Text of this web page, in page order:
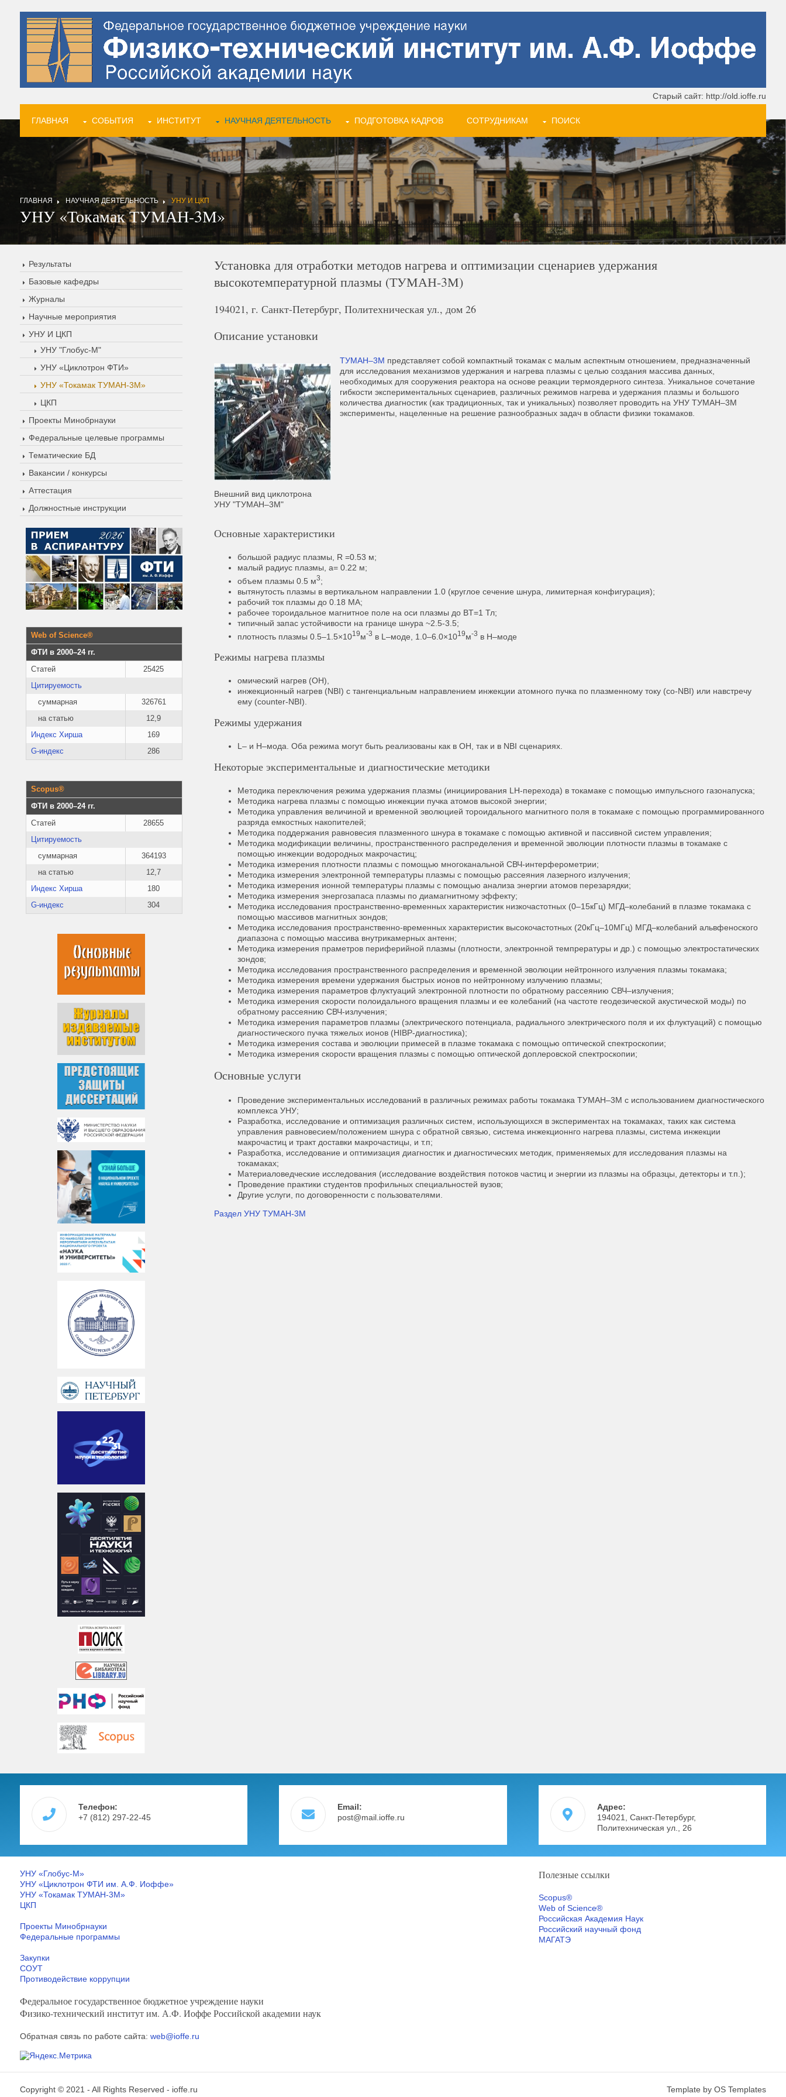
Старый сайт: http://old.ioffe.ru
ГЛАВНАЯ СОБЫТИЯ ИНСТИТУТ НАУЧНАЯ ДЕЯТЕЛЬНОСТЬ ПОДГОТОВКА КАДРОВ СОТРУДНИКАМ ПОИСК
ГЛАВНАЯ НАУЧНАЯ ДЕЯТЕЛЬНОСТЬ УНУ И ЦКП
УНУ «Токамак ТУМАН-3М»
Результаты
Базовые кафедры
Журналы
Научные мероприятия
УНУ И ЦКП
УНУ "Глобус-М"
УНУ «Циклотрон ФТИ»
УНУ «Токамак ТУМАН-3М»
ЦКП
Проекты Минобрнауки
Федеральные целевые программы
Тематические БД
Вакансии / конкурсы
Аттестация
Должностные инструкции
Web of Science®
ФТИ в 2000–24 гг.
Статей
25425
Цитируемость
суммарная
326761
на статью
12,9
Индекс Хирша
169
G-индекс
286
Scopus®
ФТИ в 2000–24 гг.
Статей
28655
Цитируемость
суммарная
364193
на статью
12,7
Индекс Хирша
180
G-индекс
304
Установка для отработки методов нагрева и оптимизации сценариев удержания
высокотемпературной плазмы (ТУМАН-3М)
194021, г. Санкт-Петербург, Политехническая ул., дом 26
Описание установки
Внешний вид циклотрона
УНУ "ТУМАН–3М"
ТУМАН–3М представляет собой компактный токамак с малым аспектным отношением, предназначенный
для исследования механизмов удержания и нагрева плазмы с целью создания массива данных,
необходимых для сооружения реактора на основе реакции термоядерного синтеза. Уникальное сочетание
гибкости экспериментальных сценариев, различных режимов нагрева и удержания плазмы и большого
количества диагностик (как традиционных, так и уникальных) позволяет проводить на УНУ ТУМАН–3М
эксперименты, нацеленные на решение разнообразных задач в области физики токамаков.
Основные характеристики
большой радиус плазмы, R =0.53 м;
малый радиус плазмы, a= 0.22 м;
объем плазмы 0.5 м3;
вытянутость плазмы в вертикальном направлении 1.0 (круглое сечение шнура, лимитерная конфигурация);
рабочий ток плазмы до 0.18 МА;
рабочее тороидальное магнитное поле на оси плазмы до BT=1 Тл;
типичный запас устойчивости на границе шнура ~2.5-3.5;
плотность плазмы 0.5–1.5×1019м-3 в L–моде, 1.0–6.0×1019м-3 в Н–моде
Режимы нагрева плазмы
омический нагрев (ОН),
инжекционный нагрев (NBI) с тангенциальным направлением инжекции атомного пучка по плазменному току (co-NBI) или навстречу
ему (counter-NBI).
Режимы удержания
L– и Н–мода. Оба режима могут быть реализованы как в ОН, так и в NBI сценариях.
Некоторые экспериментальные и диагностические методики
Методика переключения режима удержания плазмы (инициирования LH-перехода) в токамаке с помощью импульсного газонапуска;
Методика нагрева плазмы с помощью инжекции пучка атомов высокой энергии;
Методика управления величиной и временной эволюцией тороидального магнитного поля в токамаке с помощью программированного
разряда емкостных накопителей;
Методика поддержания равновесия плазменного шнура в токамаке с помощью активной и пассивной систем управления;
Методика модификации величины, пространственного распределения и временной эволюции плотности плазмы в токамаке с
помощью инжекции водородных макрочастиц;
Методика измерения плотности плазмы с помощью многоканальной СВЧ-интерферометрии;
Методика измерения электронной температуры плазмы с помощью рассеяния лазерного излучения;
Методика измерения ионной температуры плазмы с помощью анализа энергии атомов перезарядки;
Методика измерения энергозапаса плазмы по диамагнитному эффекту;
Методика исследования пространственно-временных характеристик низкочастотных (0–15кГц) МГД–колебаний в плазме токамака с
помощью массивов магнитных зондов;
Методика исследования пространственно-временных характеристик высокочастотных (20кГц–10МГц) МГД–колебаний альвфеноского
диапазона с помощью массива внутрикамерных антенн;
Методика измерения праметров периферийной плазмы (плотности, электронной темпрературы и др.) с помощью электростатических
зондов;
Методика исследования пространственного распределения и временной эволюции нейтронного излучения плазмы токамака;
Методика измерения времени удержания быстрых ионов по нейтронному излучению плазмы;
Методика измерения параметров флуктуаций электронной плотности по обратному рассеянию СВЧ–излучения;
Методика измерения скорости полоидального вращения плазмы и ее колебаний (на частоте геодезической акустической моды) по
обратному рассеянию СВЧ-излучения;
Методика измерения параметров плазмы (электрического потенциала, радиального электрического поля и их флуктуаций) с помощью
диагностического пучка тяжелых ионов (HIBP-диагностика);
Методика измерения состава и эволюции примесей в плазме токамака с помощью оптической спектроскопии;
Методика измерения скорости вращения плазмы с помощью оптической доплеровской спектроскопии;
Основные услуги
Проведение экспериментальных исследований в различных режимах работы токамака ТУМАН–3М с использованием диагностического
комплекса УНУ;
Разработка, исследование и оптимизация различных систем, использующихся в экспериментах на токамаках, таких как система
управления равновесием/положением шнура с обратной связью, система инжекционнго нагрева плазмы, система инжекции
макрочастиц и тракт доставки макрочастицы, и т.п;
Разработка, исследование и оптимизация диагностик и диагностических методик, применяемых для исследования плазмы на
токамаках;
Материаловедческие исследования (исследование воздействия потоков частиц и энергии из плазмы на образцы, детекторы и т.п.);
Проведение практики студентов профильных специальностей вузов;
Другие услуги, по договоренности с пользователями.
Раздел УНУ ТУМАН-3М
Телефон:
+7 (812) 297-22-45
Email:
post@mail.ioffe.ru
Адрес:
194021, Санкт-Петербург,
Политехническая ул., 26
УНУ «Глобус-М»
УНУ «Циклотрон ФТИ им. А.Ф. Иоффе»
УНУ «Токамак ТУМАН-3М»
ЦКП
Проекты Минобрнауки
Федеральные программы
Закупки
СОУТ
Противодействие коррупции
Федеральное государственное бюджетное учреждение науки
Физико-технический институт им. А.Ф. Иоффе Российской академии наук
Обратная связь по работе сайта: web@ioffe.ru
Полезные ссылки
Scopus®
Web of Science®
Российская Академия Наук
Российский научный фонд
МАГАТЭ
Copyright © 2021 - All Rights Reserved - ioffe.ru Template byOS Templates